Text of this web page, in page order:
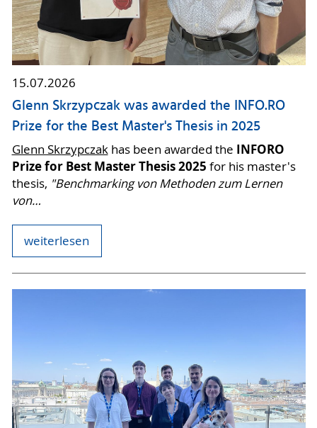
15.07.2026
Glenn Skrzypczak was awarded the INFO.RO
Prize for the Best Master's Thesis in 2025
Glenn Skrzypczakhas been awarded the INFORO
Prize for Best Master Thesis 2025 for his master's
thesis, "Benchmarking von Methoden zum Lernen
von…
weiterlesen